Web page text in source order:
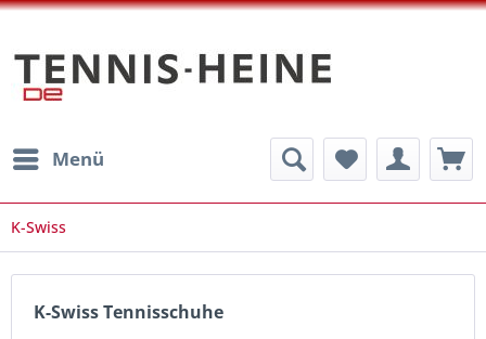
Menü
K-Swiss
K-Swiss Tennisschuhe